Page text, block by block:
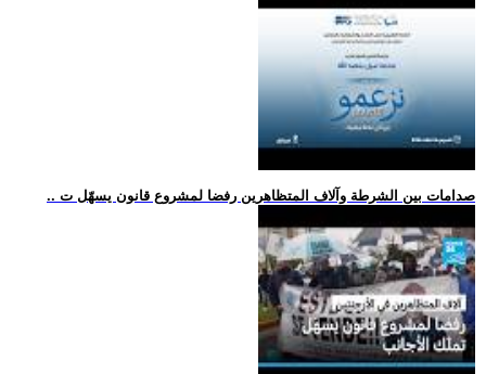
.. صدامات بين الشرطة وآلاف المتظاهرين رفضا لمشروع قانون يسهّل ت